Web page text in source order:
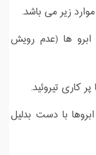
زیر می باشد.
ابرو ها (عدم رویش
کاری تیروئید.
با دست بدلیل